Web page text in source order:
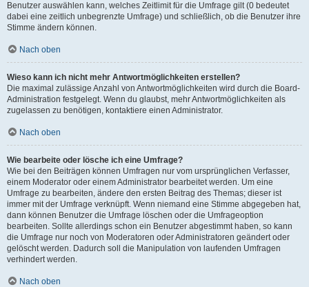
Benutzer auswählen kann, welches Zeitlimit für die Umfrage gilt (0 bedeutet
dabei eine zeitlich unbegrenzte Umfrage) und schließlich, ob die Benutzer ihre
Stimme ändern können.
Nach oben
Wieso kann ich nicht mehr Antwortmöglichkeiten erstellen?
Die maximal zulässige Anzahl von Antwortmöglichkeiten wird durch die Board-
Administration festgelegt. Wenn du glaubst, mehr Antwortmöglichkeiten als
zugelassen zu benötigen, kontaktiere einen Administrator.
Nach oben
Wie bearbeite oder lösche ich eine Umfrage?
Wie bei den Beiträgen können Umfragen nur vom ursprünglichen Verfasser,
einem Moderator oder einem Administrator bearbeitet werden. Um eine
Umfrage zu bearbeiten, ändere den ersten Beitrag des Themas; dieser ist
immer mit der Umfrage verknüpft. Wenn niemand eine Stimme abgegeben hat,
dann können Benutzer die Umfrage löschen oder die Umfrageoption
bearbeiten. Sollte allerdings schon ein Benutzer abgestimmt haben, so kann
die Umfrage nur noch von Moderatoren oder Administratoren geändert oder
gelöscht werden. Dadurch soll die Manipulation von laufenden Umfragen
verhindert werden.
Nach oben